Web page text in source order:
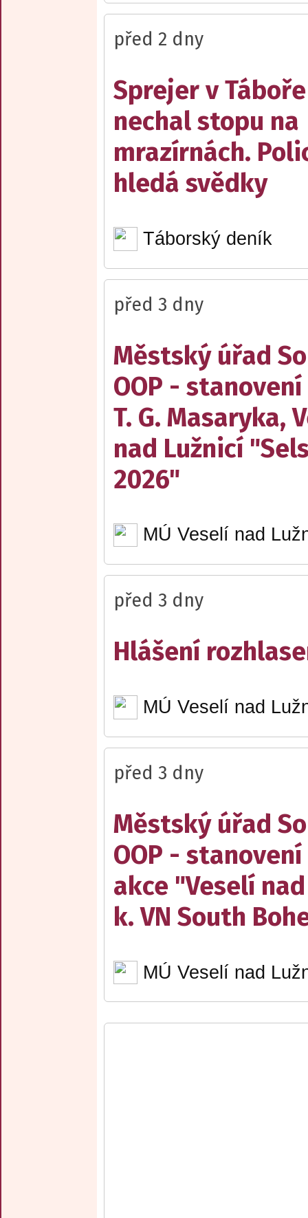
před 2 dny
Sprejer v Táboře
nechal stopu na
mrazírnách.
hledá svědky
Táborský deník
před 3 dny
Městský úřad
OOP -
T. G. Masaryka,
nad Lužnicí
2026"
MÚ Veselí nad
před 3 dny
Hlášení
MÚ Veselí nad
před 3 dny
Městský úřad
OOP -
akce "Veselí
k. VN South
MÚ Veselí nad